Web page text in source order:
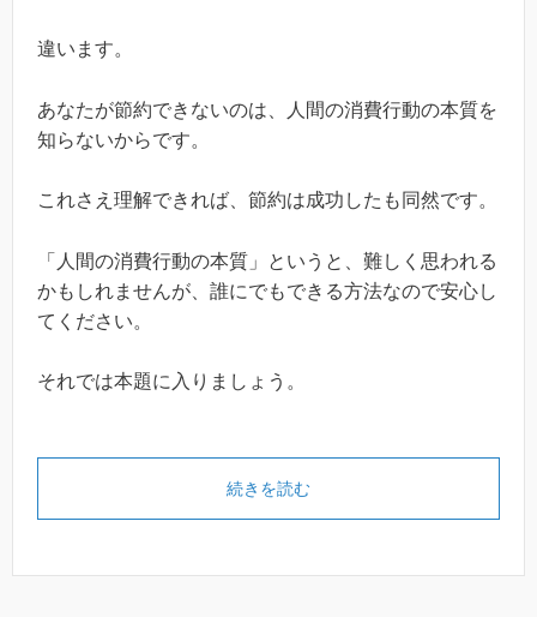
違います。
あなたが節約できないのは、人間の消費行動の本質を
知らないからです。
これさえ理解できれば、節約は成功したも同然です。
「人間の消費行動の本質」というと、難しく思われる
かもしれませんが、誰にでもできる方法なので安心し
てください。
それでは本題に入りましょう。
続きを読む